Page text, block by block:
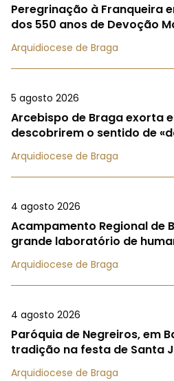
Peregrinação à Franqueira
dos 550 anos de Devoção
Arquidiocese de Braga
5 agosto 2026
Arcebispo de Braga exorta
descobrirem o sentido de
Arquidiocese de Braga
4 agosto 2026
Acampamento Regional de
grande laboratório de
Arquidiocese de Braga
4 agosto 2026
Paróquia de Negreiros, em
tradição na festa de Santa
Arquidiocese de Braga